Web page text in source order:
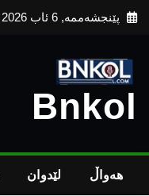
Skip
پێنجشەممە, 6 ئاب 2026
Bnkol
هەواڵ لێدوان